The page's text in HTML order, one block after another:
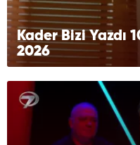
Kader Bizi Yazdı
2026